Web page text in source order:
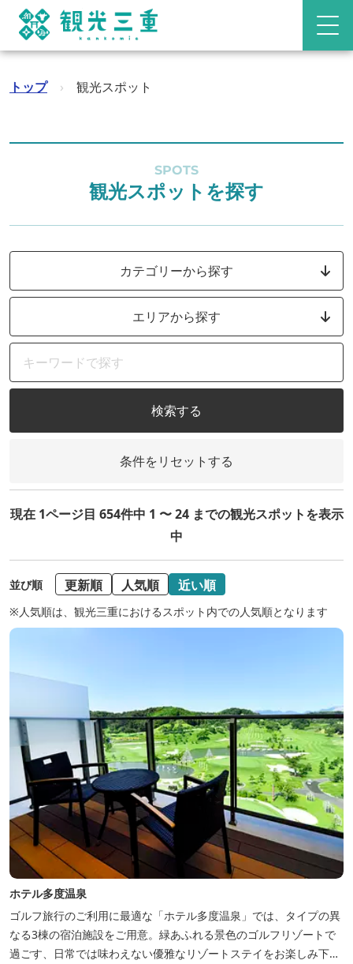
トップ › 観光スポット
SPOTS
観光スポットを探す
カテゴリーから探す
エリアから探す
検索する
条件をリセットする
現在 1ページ目 654件中 1 〜 24 までの観光スポットを表示
中
並び順 更新順 人気順 近い順
※人気順は、観光三重におけるスポット内での人気順となります
ホテル多度温泉
ゴルフ旅行のご利用に最適な「ホテル多度温泉」では、タイプの異
なる3棟の宿泊施設をご用意。緑あふれる景色のゴルフリゾートで
過ごす、日常では味わえない優雅なリゾートステイをお楽しみ下さ